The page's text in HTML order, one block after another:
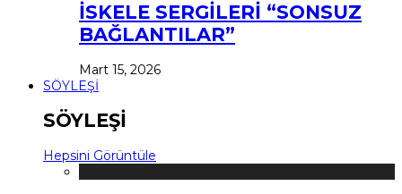
İSKELE SERGİLERİ “SONSUZ
BAĞLANTILAR”
Mart 15, 2026
SÖYLEŞİ
SÖYLEŞİ
Hepsini Görüntüle